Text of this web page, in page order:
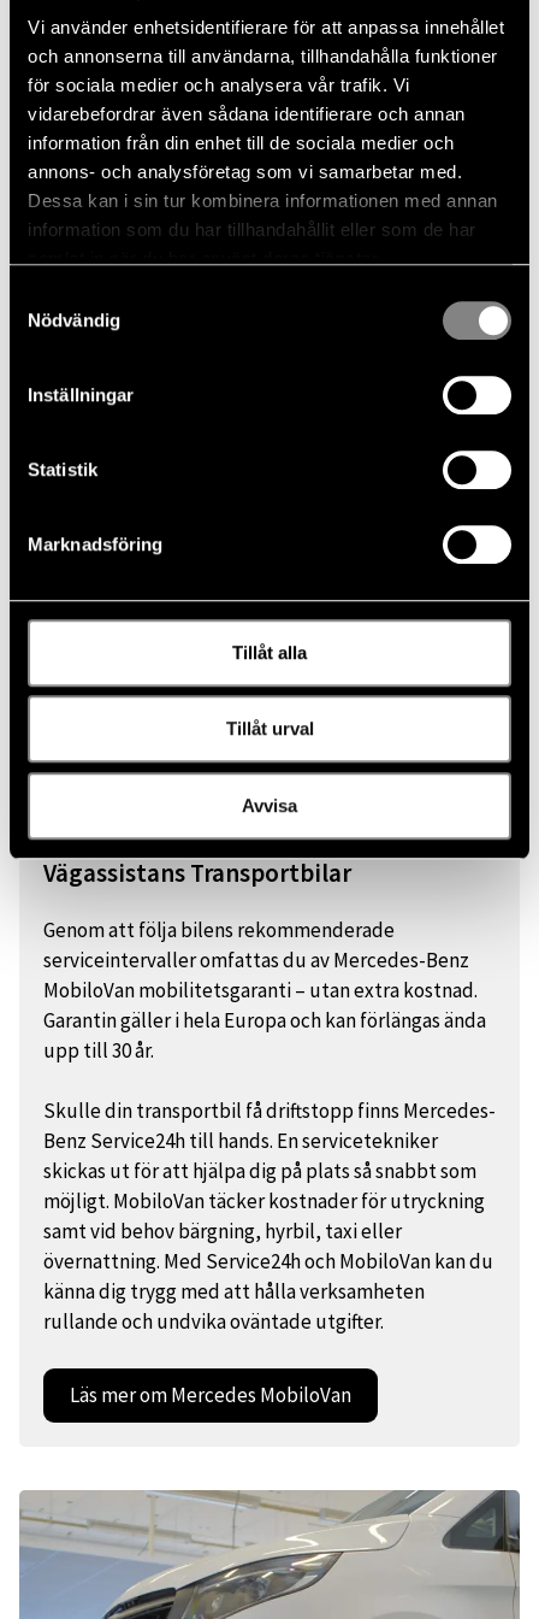
Vi använder enhetsidentifierare för att anpassa innehållet
och annonserna till användarna, tillhandahålla funktioner
för sociala medier och analysera vår trafik. Vi
vidarebefordrar även sådana identifierare och annan
information från din enhet till de sociala medier och
annons- och analysföretag som vi samarbetar med.
Dessa kan i sin tur kombinera informationen med annan
information som du har tillhandahållit eller som de har
Nödvändig
Inställningar
Statistik
Marknadsföring
Tillåt alla
Tillåt urval
Avvisa
körning. Du väljer själv både avtalstid och
körsträcka. ServiceCare Complete kan tecknas inom
24 månader från bilens första registreringsdatum,
förutsatt att bilen inte har gått mer än 5 000 mil när
avtalet startar.
Hör gärna av dig till oss på Småländska Bil om du vill
veta mer eller teckna ett serviceavtal.
Vägassistans Transportbilar
Genom att följa bilens rekommenderade
serviceintervaller omfattas du av Mercedes-Benz
MobiloVan mobilitetsgaranti – utan extra kostnad.
Garantin gäller i hela Europa och kan förlängas ända
upp till 30 år.
Skulle din transportbil få driftstopp finns Mercedes-
Benz Service24h till hands. En servicetekniker
skickas ut för att hjälpa dig på plats så snabbt som
möjligt. MobiloVan täcker kostnader för utryckning
samt vid behov bärgning, hyrbil, taxi eller
övernattning. Med Service24h och MobiloVan kan du
känna dig trygg med att hålla verksamheten
rullande och undvika oväntade utgifter.
Läs mer om Mercedes MobiloVan